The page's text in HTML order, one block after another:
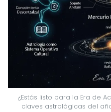
¿Estás listo para la Era de
claves astrológicas del